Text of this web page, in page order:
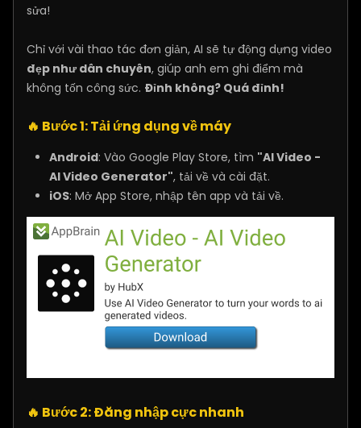
sửa!
Chỉ với vài thao tác đơn giản, AI sẽ tự động dựng video
đẹp như dân chuyên, giúp anh em ghi điểm mà
không tốn công sức. Đỉnh không? Quá đỉnh!
🔥 Bước 1: Tải ứng dụng về máy
Android: Vào Google Play Store, tìm "AI Video -
AI Video Generator", tải về và cài đặt.
iOS: Mở App Store, nhập tên app và tải về.
🔥 Bước 2: Đăng nhập cực nhanh